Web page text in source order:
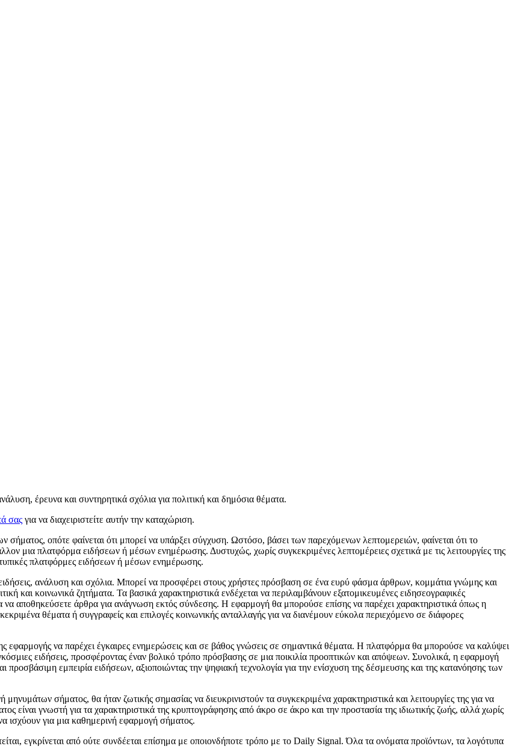
έρευνα και συντηρητικά σχόλια για πολιτική και δημόσια θέματα.
σας για να διαχειριστείτε αυτήν την καταχώριση.
οπότε φαίνεται ότι μπορεί να υπάρξει σύγχυση. Ωστόσο, βάσει των παρεχόμενων λεπτομερειών, φαίνεται ότι το
μια πλατφόρμα ειδήσεων ή μέσων ενημέρωσης. Δυστυχώς, χωρίς συγκεκριμένες λεπτομέρειες σχετικά με τις λειτουργίες της
πλατφόρμες ειδήσεων ή μέσων ενημέρωσης.
ανάλυση και σχόλια. Μπορεί να προσφέρει στους χρήστες πρόσβαση σε ένα ευρύ φάσμα άρθρων, κομμάτια γνώμης και
και κοινωνικά ζητήματα. Τα βασικά χαρακτηριστικά ενδέχεται να περιλαμβάνουν εξατομικευμένες ειδησεογραφικές
να αποθηκεύσετε άρθρα για ανάγνωση εκτός σύνδεσης. Η εφαρμογή θα μπορούσε επίσης να παρέχει χαρακτηριστικά όπως η
θέματα ή συγγραφείς και επιλογές κοινωνικής ανταλλαγής για να διανέμουν εύκολα περιεχόμενο σε διάφορες
εφαρμογής να παρέχει έγκαιρες ενημερώσεις και σε βάθος γνώσεις σε σημαντικά θέματα. Η πλατφόρμα θα μπορούσε να καλύψει
ειδήσεις, προσφέροντας έναν βολικό τρόπο πρόσβασης σε μια ποικιλία προοπτικών και απόψεων. Συνολικά, η εφαρμογή
εμπειρία ειδήσεων, αξιοποιώντας την ψηφιακή τεχνολογία για την ενίσχυση της δέσμευσης και της κατανόησης των
σήματος, θα ήταν ζωτικής σημασίας να διευκρινιστούν τα συγκεκριμένα χαρακτηριστικά και λειτουργίες της για να
είναι γνωστή για τα χαρακτηριστικά της κρυπτογράφησης από άκρο σε άκρο και την προστασία της ιδιωτικής ζωής, αλλά χωρίς
ισχύουν για μια καθημερινή εφαρμογή σήματος.
εγκρίνεται από ούτε συνδέεται επίσημα με οποιονδήποτε τρόπο με το Daily Signal. Όλα τα ονόματα προϊόντων, τα λογότυπα